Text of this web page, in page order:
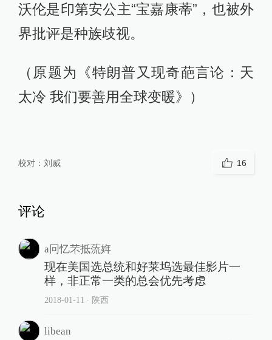
沃伦是印第安公主“宝嘉康蒂”，也被外
界批评是种族歧视。
（原题为《特朗普又现奇葩言论：天
太冷 我们要善用全球变暖》）
校对： 刘威 16
评论
a冋忆芣抵蓅姩
现在美国选总统和好莱坞选最佳影片一
样，非正常一类的总会优先考虑
2018-01-11 ∙ 陕西
libean